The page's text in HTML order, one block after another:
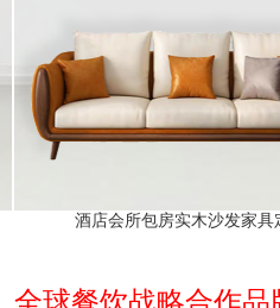
酒店会所包房实木沙发家具